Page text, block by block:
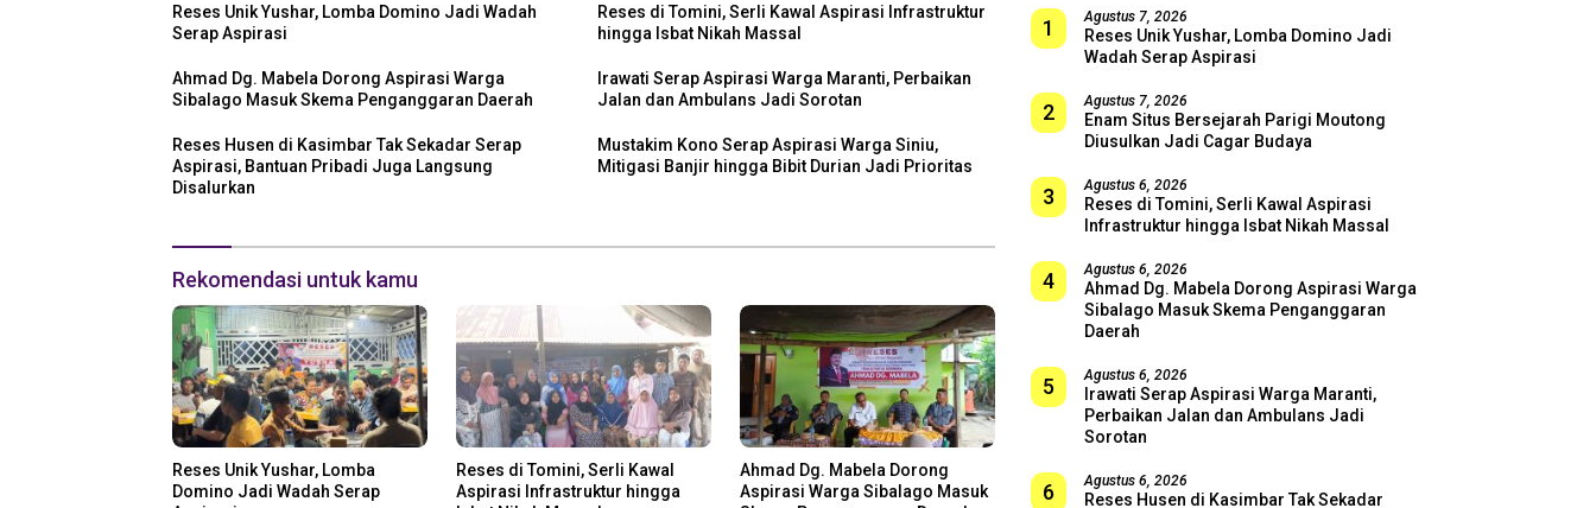
Reses Unik Yushar, Lomba Domino Jadi Wadah
Serap Aspirasi
Reses di Tomini, Serli Kawal Aspirasi Infrastruktur
hingga Isbat Nikah Massal
Ahmad Dg. Mabela Dorong Aspirasi Warga
Sibalago Masuk Skema Penganggaran Daerah
Irawati Serap Aspirasi Warga Maranti, Perbaikan
Jalan dan Ambulans Jadi Sorotan
Reses Husen di Kasimbar Tak Sekadar Serap
Aspirasi, Bantuan Pribadi Juga Langsung
Disalurkan
Mustakim Kono Serap Aspirasi Warga Siniu,
Mitigasi Banjir hingga Bibit Durian Jadi Prioritas
Rekomendasi untuk kamu
Reses Unik Yushar, Lomba
Domino Jadi Wadah Serap
Reses di Tomini, Serli Kawal
Aspirasi Infrastruktur hingga
Ahmad Dg. Mabela Dorong
Aspirasi Warga Sibalago Masuk
1 Agustus 7, 2026
Reses Unik Yushar, Lomba Domino Jadi
Wadah Serap Aspirasi
2 Agustus 7, 2026
Enam Situs Bersejarah Parigi Moutong
Diusulkan Jadi Cagar Budaya
3 Agustus 6, 2026
Reses di Tomini, Serli Kawal Aspirasi
Infrastruktur hingga Isbat Nikah Massal
4 Agustus 6, 2026
Ahmad Dg. Mabela Dorong Aspirasi Warga
Sibalago Masuk Skema Penganggaran
Daerah
5 Agustus 6, 2026
Irawati Serap Aspirasi Warga Maranti,
Perbaikan Jalan dan Ambulans Jadi
Sorotan
6 Agustus 6, 2026
Reses Husen di Kasimbar Tak Sekadar